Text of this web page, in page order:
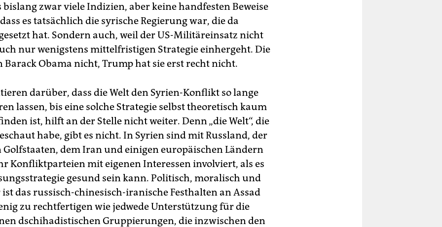
bislang zwar viele Indizien, aber keine handfesten Beweise
es tatsächlich die syrische Regierung war, die da
hat. Sondern auch, weil der US-Militäreinsatz nicht
nur wenigstens mittelfristigen Strategie einhergeht. Die
Barack Obama nicht, Trump hat sie erst recht nicht.
darüber, dass die Welt den Syrien-Konflikt so lange
lassen, bis eine solche Strategie selbst theoretisch kaum
ist, hilft an der Stelle nicht weiter. Denn „die Welt“, die
habe, gibt es nicht. In Syrien sind mit Russland, der
Golfstaaten, dem Iran und einigen europäischen Ländern
Konfliktparteien mit eigenen Interessen involviert, als es
gesund sein kann. Politisch, moralisch und
das russisch-chinesisch-iranische Festhalten an Assad
zu rechtfertigen wie jedwede Unterstützung für die
dschihadistischen Gruppierungen, die inzwischen den